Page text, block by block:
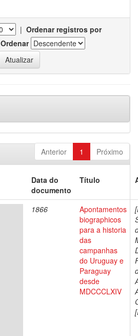
| Ordenar registros por
Ordenar
Anterior 1 Próximo
Data do
documento
Título
1866
Apontamentos
biographicos
para a historia
das
campanhas
do Uruguay e
Paraguay
desde
MDCCCLXIV